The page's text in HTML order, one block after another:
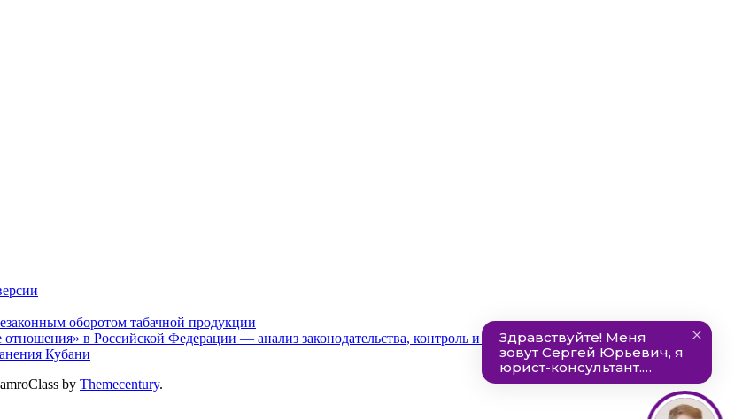
оборотом табачной продукции
в Российской Федерации — анализ законодательства, контроль и ответственность
Кубани
by Themecentury.